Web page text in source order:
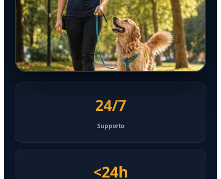
24/7
Supporto
<24h